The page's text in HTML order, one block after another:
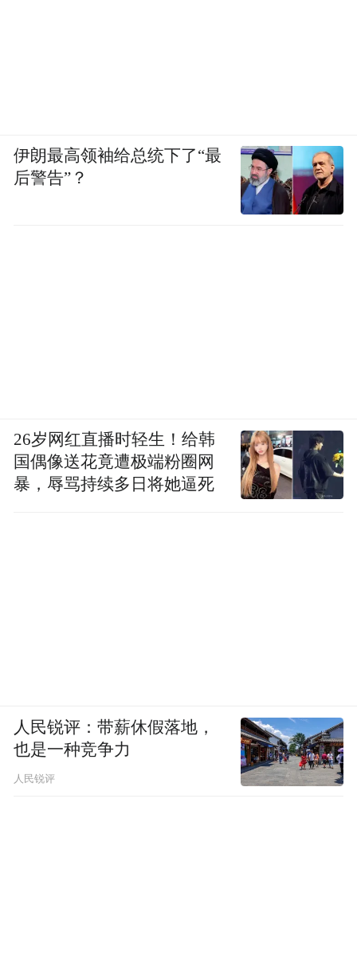
伊朗最高领袖给总统下了“最
后警告”？
26岁网红直播时轻生！给韩
国偶像送花竟遭极端粉圈网
暴，辱骂持续多日将她逼死
人民锐评：带薪休假落地，
也是一种竞争力
人民锐评